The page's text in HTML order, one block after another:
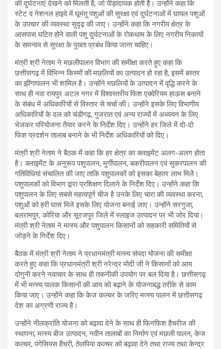
की दुर्घटनाएं देखने को मिलती है, जो पीड़ादायक होती है। उन्होंने कहा कि
स्टेट व नेशनल हाइवे में घूमंतु पशुओं की सुरक्षा एवं दुर्घटनाओं में घायल पशुओं
के उपचार की व्यवस्था सुदृढ़ की जाए। उन्होंने कहा कि नगरीय क्षेत्र के
आसपास घटित होने वाली पशु दुर्घटनाओं के रोकथाम के लिए नगरीय निकायों
के समन्वय से सुरक्षा के पुख्ता प्रबंध किया जाना चाहिए।
मंत्री श्री नेताम ने मछलीपालन विभाग की समीक्षा करते हुए कहा कि
छत्तीसगढ़ में विभिन्न किस्मों की मछलियों का उत्पादन हो रहा है, इसमें बस्तर
का झींगापालन भी शामिल है। उन्होंने मछलियों के उत्पादन में वृद्धि करने के
साथ ही नवा रायपुर अटल नगर में विश्वस्तरीय फिश एक्वेरियम हाऊस बनाने
के संबंध में अधिकारियों से विस्तार से चर्चा की। उन्होंने इसके लिए विभागीय
अधिकारियों के दल को चंडीगढ़, गुजरात एवं अन्य राज्यों में अध्ययन के लिए
भेजकर परियोजना तैयार करने के निर्देश दिए। उन्होंने हर जिले में दो-दो
फिश प्रदर्शन तालाब बनाने के भी निर्देश अधिकारियों को दिए।
मंत्री श्री नेताम ने बैठक में कहा कि हर क्षेत्र का क्लाइमेंट अलग-अलग होता
है। क्लाइमेंट के अनुरूप पशुपालन, मुर्गीपालन, बकरीपालन एवं सुकरपालन की
गतिविधियां संचालित की जाए ताकि पशुपालकों को इसका बेहतर लाभ मिलेे।
पशुपालकों को विभाग द्वारा प्रशिक्षण दिलाने के निर्देश दिए। उन्होंने कहा कि
पशुपालन के लिए सबसे महत्वपूर्ण चीज है उनके लिए चारा की व्यवस्था करना,
पशुओं को हरी घास मिले इसके लिए योजना बनाई जाए। उन्होंने सरगुजा,
बलरामपुर, कोरिया और सूरजपुर जिले में स्लाइज उत्पादन पर भी जोर दिया।
मंत्री श्री नेताम ने मत्स्य और पशुपालन किसानों को सहकारी समितियों से
जोड़ने के निर्देश दिए।
बैठक में मंत्री श्री नेताम ने प्रधानमंत्री मत्स्य संपदा योजना की समीक्षा
करते हुए कहा कि प्रधानमंत्री श्री नरेन्द्र मोदी जी ने किसानों को आय
दोगुनी करने नवाचार के साथ ही तकनीकी उपयोग पर बल दिया है। छत्तीसगढ़
में भी मत्स्य पालक किसानों की आय को बढ़ाने के योजनाबद्ध तरीके से काम
किया जाए। उन्होंने कहा कि केज कल्चर के जरिए मत्स्य पालन में छत्तीसगढ़
देश का अग्रणी राज्य है।
उन्होंने नीलक्रांति योजना को बढ़ावा देने के साथ ही फिनफिश हैचरीज की
स्थापना, मत्स्य बीज उत्पादन, नवीन तालाबों का निर्माण एवं मछली पालन, केज
कल्चर, पंगेसियस हैचरी, तेलपिया कल्चर को बढ़ावा देने तथा राज्य तथा केन्द्र